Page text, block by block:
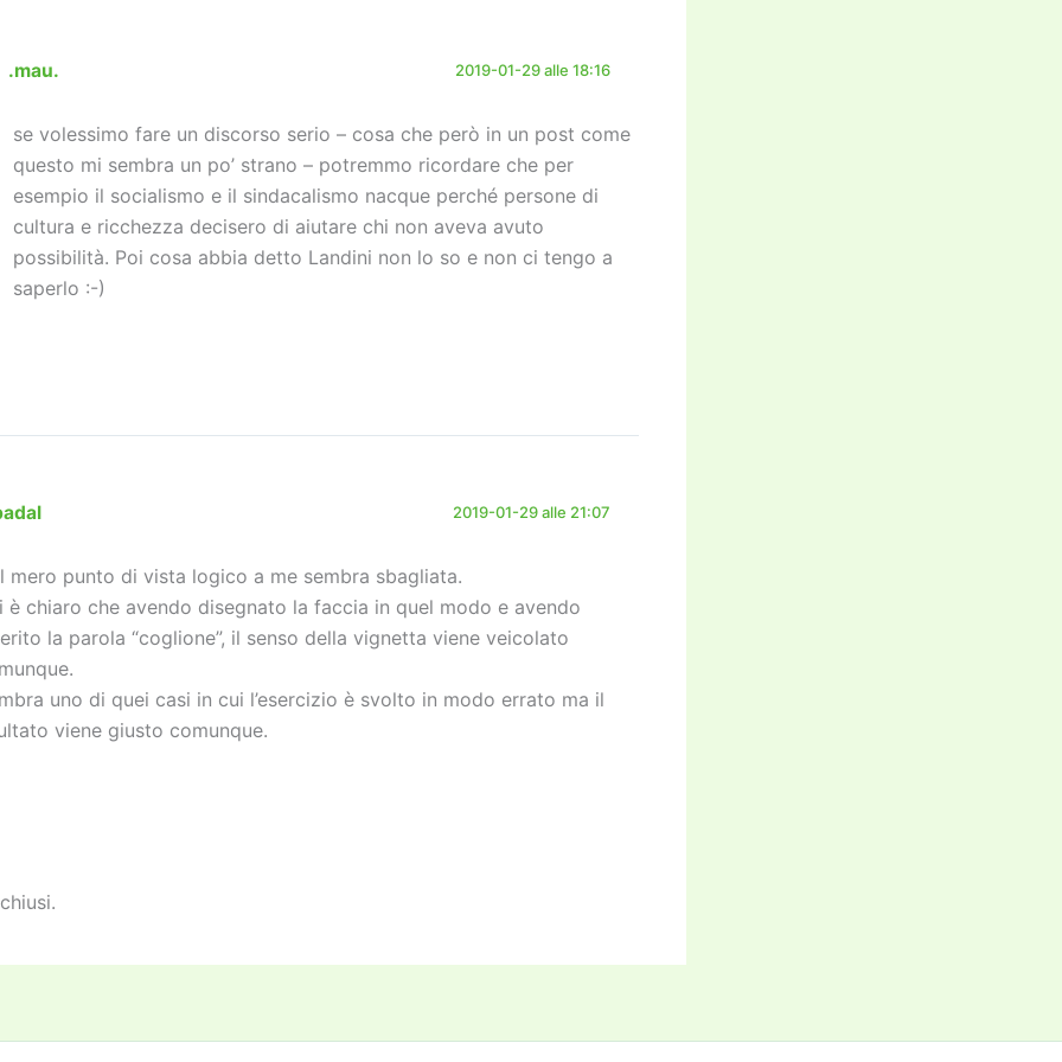
.mau. 2019-01-29 alle 18:16
se volessimo fare un discorso serio – cosa che però in un post come
questo mi sembra un po’ strano – potremmo ricordare che per
esempio il socialismo e il sindacalismo nacque perché persone di
cultura e ricchezza decisero di aiutare chi non aveva avuto
possibilità. Poi cosa abbia detto Landini non lo so e non ci tengo a
saperlo :-)
2019-01-29 alle 21:07
mero punto di vista logico a me sembra sbagliata.
è chiaro che avendo disegnato la faccia in quel modo e avendo
la parola “coglione”, il senso della vignetta viene veicolato
uno di quei casi in cui l’esercizio è svolto in modo errato ma il
viene giusto comunque.